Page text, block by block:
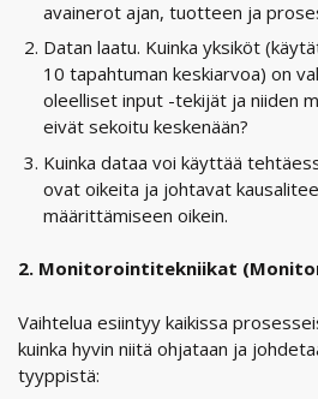
avainerot ajan, tuotteen ja
Datan laatu. Kuinka yksiköt
10 tapahtuman keskiarvoa) on
oleelliset input -tekijät ja niiden
eivät sekoitu keskenään?
Kuinka dataa voi käyttää
ovat oikeita ja johtavat
määrittämiseen oikein.
2. Monitorointitekniikat
Vaihtelua esiintyy kaikissa
kuinka hyvin niitä ohjataan ja
tyyppistä: